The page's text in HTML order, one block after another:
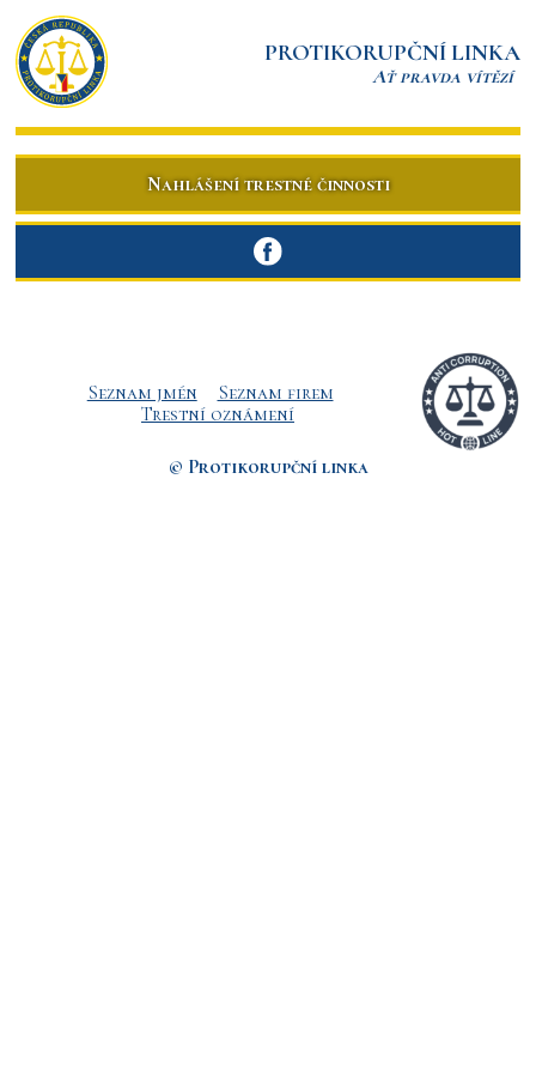
PROTIKORUPČNÍ LINKA
Ať pravda vítězí
Nahlášení trestné činnosti
Seznam jmén
Seznam firem
Trestní oznámení
© Protikorupční linka